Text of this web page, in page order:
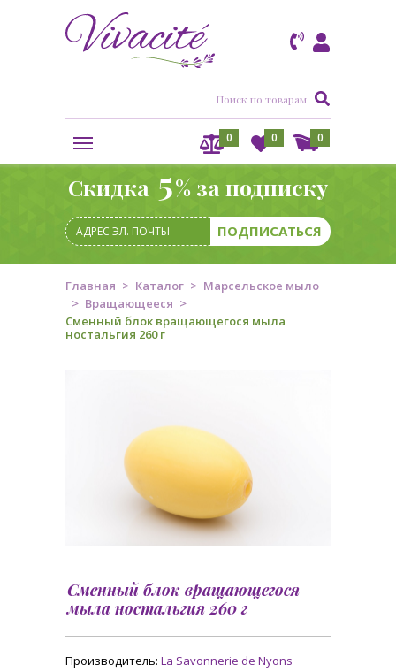
0
0
0
Скидка 5% за подписку
Главная Каталог
Марсельское мыло
Вращающееся
Сменный блок вращающегося мыла
ностальгия 260 г
Сменный блок вращающегося
мыла ностальгия 260 г
Производитель: La Savonnerie de Nyons